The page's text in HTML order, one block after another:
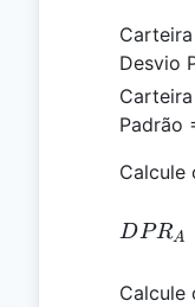
Desvio
Padrão
Calcule
DPRA
Calcule